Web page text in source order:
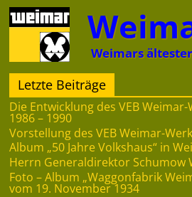
Zum
Inhalt
springen
Weimars
Letzte Beiträge
Die Entwicklung des VEB
1986 – 1990
Vorstellung des VEB Weimar-
Album „50 Jahre Volkshaus“ in
Herrn Generaldirektor Schumow
Foto – Album „Waggonfabrik
vom 19. November 1934